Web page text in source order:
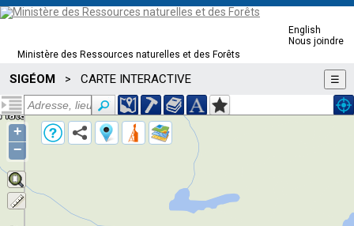
Ministère des Ressources naturelles et des Forêts
English
Nous joindre
SIGÉOM > CARTE INTERACTIVE ☰
+
−